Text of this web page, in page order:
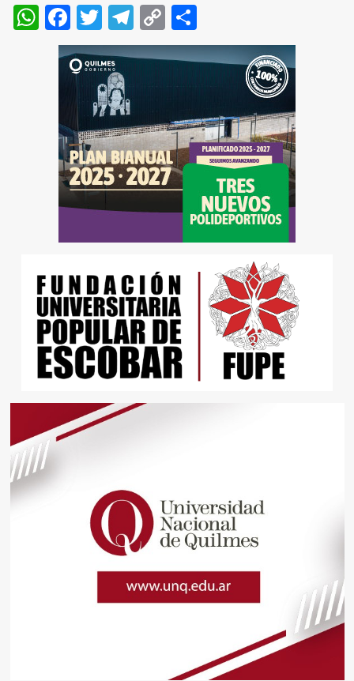
WhatsApp
Facebook
Twitter
Telegram
Copy
Link
Compartir